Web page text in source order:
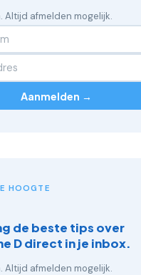
Altijd afmelden mogelijk.
Aanmelden →
HOOGTE
de beste tips over
D direct in je inbox.
Altijd afmelden mogelijk.